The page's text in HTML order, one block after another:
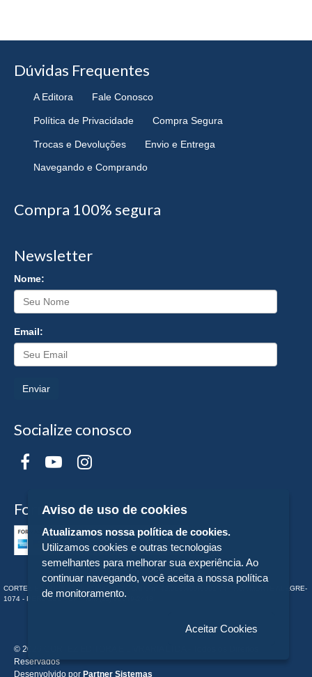
Dúvidas Frequentes
A Editora Fale Conosco
Política de Privacidade Compra Segura
Trocas e Devoluções Envio e Entrega
Navegando e Comprando
Compra 100% segura
Newsletter
Nome:
Email:
Enviar
Socialize conosco
Formas de Pagamento
CORTEZ EDITORA E LIVRARIA LTDA - CNPJ n° 43.003.409/0001-74 - RUA MONTE ALEGRE-
1074 - PERDIZES - SP - Tel:. (11) 98549-2448
© 2026 CORTEZ EDITORA E LIVRARIA LTDA - Todos os Direitos
Reservados
Desenvolvido por Partner Sistemas
Aviso de uso de cookies
Atualizamos nossa política de cookies.
Utilizamos cookies e outras tecnologias
semelhantes para melhorar sua experiência. Ao
continuar navegando, você aceita a nossa política
de monitoramento.
Aceitar Cookies